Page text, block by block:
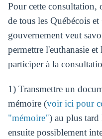
Pour cette consultation,
de tous les Québécois
gouvernement veut
permettre l'euthanasie
participer à la
1) Transmettre un
mémoire (voir ici pour
"mémoire") au plus
ensuite possiblement